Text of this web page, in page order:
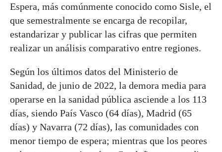
Espera, más comúnmente conocido como Sisle, el
que semestralmente se encarga de recopilar,
estandarizar y publicar las cifras que permiten
realizar un análisis comparativo entre regiones.
Según los últimos datos del Ministerio de
Sanidad, de junio de 2022, la demora media para
operarse en la sanidad pública asciende a los 113
días, siendo País Vasco (64 días), Madrid (65
días) y Navarra (72 días), las comunidades con
menor tiempo de espera; mientras que los peores